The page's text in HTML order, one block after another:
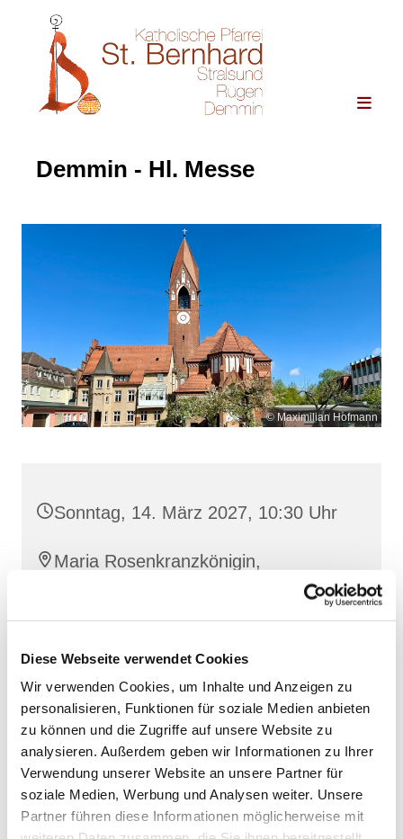
Diese Webseite verwendet Cookies
Wir verwenden Cookies, um Inhalte und Anzeigen zu
personalisieren, Funktionen für soziale Medien anbieten
zu können und die Zugriffe auf unsere Website zu
analysieren. Außerdem geben wir Informationen zu Ihrer
Verwendung unserer Website an unsere Partner für
soziale Medien, Werbung und Analysen weiter. Unsere
Partner führen diese Informationen möglicherweise mit
Demmin - Hl. Messe
© Maximilian Hofmann
Sonntag, 14. März 2027, 10:30 Uhr
Maria Rosenkranzkönigin,
Reiferstraße 2A, 17109 Demmin